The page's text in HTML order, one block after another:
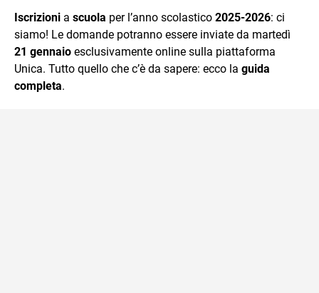
mente.
Iscrizioni a scuola per l’anno scolastico 2025-2026: ci
siamo! Le domande potranno essere inviate da martedì
21 gennaio esclusivamente online sulla piattaforma
Unica. Tutto quello che c’è da sapere: ecco la guida
completa.